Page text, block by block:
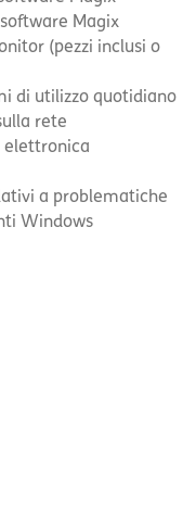
Magix
(pezzi inclusi o
di utilizzo quotidiano
rete
elettronica
a problematiche
Windows